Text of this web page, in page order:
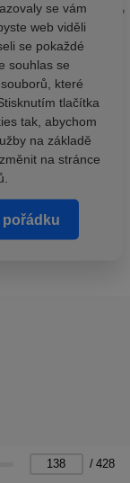
/ 428
se vám
web viděli
se pokaždé
souhlas se
které
tlačítka
tak, abychom
na základě
na stránce
pořádku